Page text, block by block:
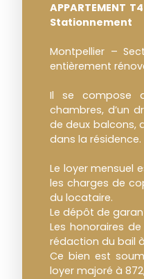
APPARTEMENT
Stationnement
Montpellier –
entièrement
Il se compose
chambres, d’un
de deux balcons,
dans la résidence.
Le loyer mensuel
les charges de
du locataire.
Le dépôt de
Les honoraires
rédaction du bail à
Ce bien est
loyer majoré à